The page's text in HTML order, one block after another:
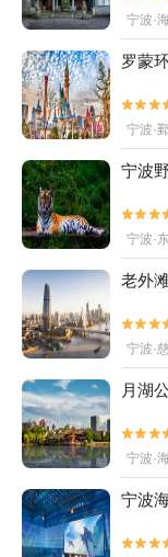
宁波·
罗蒙
宁波·
宁波
宁波·
老外滩
宁波·
月湖
宁波·
宁波